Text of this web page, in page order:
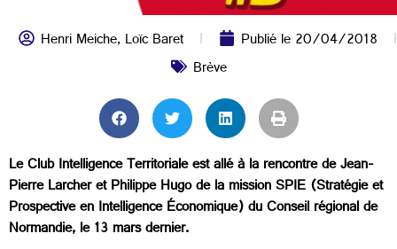
Henri Meiche,Loïc Baret Publié le20/04/2018
Brève
Le Club Intelligence Territoriale est allé à la rencontre de Jean-
Pierre Larcher et Philippe Hugo de la mission SPIE (Stratégie et
Prospective en Intelligence Économique) du Conseil régional de
Normandie, le 13 mars dernier.